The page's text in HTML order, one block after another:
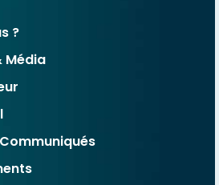
?
Média